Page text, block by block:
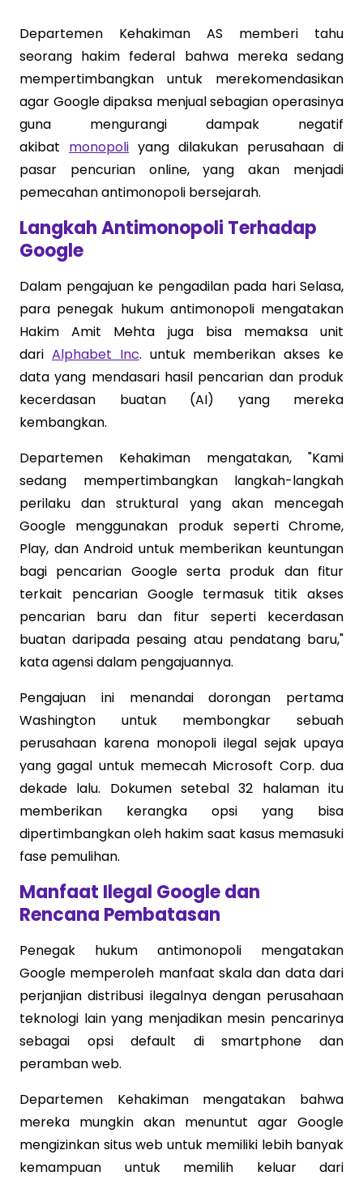
Departemen Kehakiman AS memberi tahu
seorang hakim federal bahwa mereka sedang
mempertimbangkan untuk merekomendasikan
agar Google dipaksa menjual sebagian operasinya
guna mengurangi dampak negatif
akibat monopoli yang dilakukan perusahaan di
pasar pencurian online, yang akan menjadi
pemecahan antimonopoli bersejarah.
Langkah Antimonopoli Terhadap
Google
Dalam pengajuan ke pengadilan pada hari Selasa,
para penegak hukum antimonopoli mengatakan
Hakim Amit Mehta juga bisa memaksa unit
dari Alphabet Inc. untuk memberikan akses ke
data yang mendasari hasil pencarian dan produk
kecerdasan buatan (AI) yang mereka
kembangkan.
Departemen Kehakiman mengatakan, "Kami
sedang mempertimbangkan langkah-langkah
perilaku dan struktural yang akan mencegah
Google menggunakan produk seperti Chrome,
Play, dan Android untuk memberikan keuntungan
bagi pencarian Google serta produk dan fitur
terkait pencarian Google termasuk titik akses
pencarian baru dan fitur seperti kecerdasan
buatan daripada pesaing atau pendatang baru,"
kata agensi dalam pengajuannya.
Pengajuan ini menandai dorongan pertama
Washington untuk membongkar sebuah
perusahaan karena monopoli ilegal sejak upaya
yang gagal untuk memecah Microsoft Corp. dua
dekade lalu. Dokumen setebal 32 halaman itu
memberikan kerangka opsi yang bisa
dipertimbangkan oleh hakim saat kasus memasuki
fase pemulihan.
Manfaat Ilegal Google dan
Rencana Pembatasan
Penegak hukum antimonopoli mengatakan
Google memperoleh manfaat skala dan data dari
perjanjian distribusi ilegalnya dengan perusahaan
teknologi lain yang menjadikan mesin pencarinya
sebagai opsi default di smartphone dan
peramban web.
Departemen Kehakiman mengatakan bahwa
mereka mungkin akan menuntut agar Google
mengizinkan situs web untuk memiliki lebih banyak
kemampuan untuk memilih keluar dari